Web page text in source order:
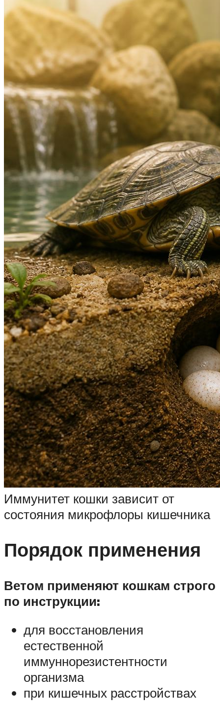
Иммунитет кошки зависит от
состояния микрофлоры кишечника
Порядок применения
Ветом применяют кошкам строго
по инструкции:
для восстановления
естественной
иммуннорезистентности
организма
при кишечных расстройствах